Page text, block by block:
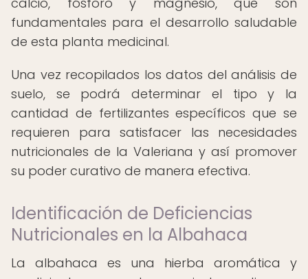
fundamentales para el desarrollo saludable
de esta planta medicinal.
Una vez recopilados los datos del análisis de
suelo, se podrá determinar el tipo y la
cantidad de fertilizantes específicos que se
requieren para satisfacer las necesidades
nutricionales de la Valeriana y así promover
su poder curativo de manera efectiva.
Identificación de Deficiencias
Nutricionales en la Albahaca
La albahaca es una hierba aromática y